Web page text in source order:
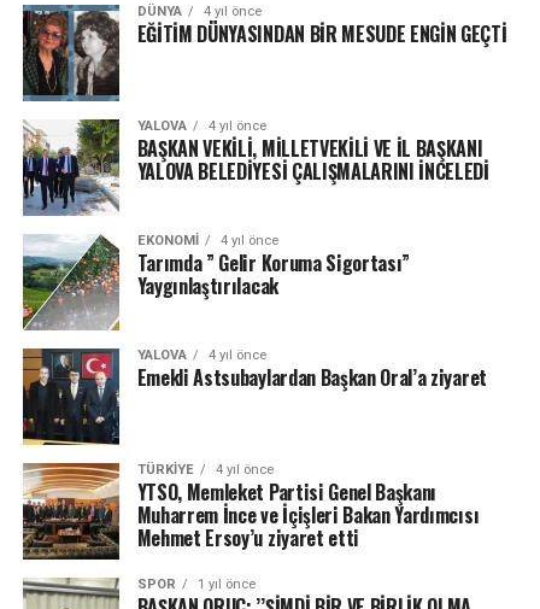
DÜNYA 4 yıl önce
EĞİTİM DÜNYASINDAN BİR MESUDE ENGİN GEÇTİ
YALOVA 4 yıl önce
BAŞKAN VEKİLİ, MİLLETVEKİLİ VE İL BAŞKANI
YALOVA BELEDİYESİ ÇALIŞMALARINI İNCELEDİ
EKONOMI 4 yıl önce
Tarımda ” Gelir Koruma Sigortası”
Yaygınlaştırılacak
YALOVA 4 yıl önce
Emekli Astsubaylardan Başkan Oral’a ziyaret
TÜRKIYE 4 yıl önce
YTSO, Memleket Partisi Genel Başkanı
Muharrem İnce ve İçişleri Bakan Yardımcısı
Mehmet Ersoy’u ziyaret etti
SPOR 1 yıl önce